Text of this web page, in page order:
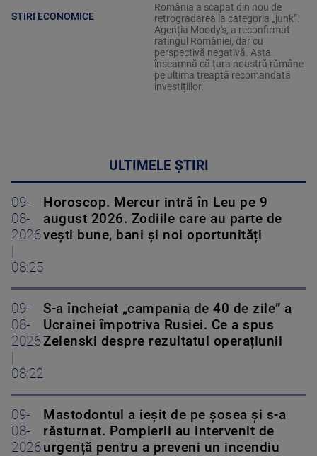
STIRI ECONOMICE
România a scapat din nou de
retrogradarea la categoria „junk”.
Agenția Moody's, a reconfirmat
ratingul României, dar cu
perspectivă negativă. Asta
înseamnă că țara noastră rămâne
pe ultima treaptă recomandată
investițiilor.
ULTIMELE ȘTIRI
09-
08-
2026
08:25
Horoscop. Mercur intră în Leu pe 9
august 2026. Zodiile care au parte de
vești bune, bani și noi oportunități
09-
08-
2026
08:22
S-a încheiat „campania de 40 de zile” a
Ucrainei împotriva Rusiei. Ce a spus
Zelenski despre rezultatul operațiunii
09-
08-
2026
Mastodontul a ieșit de pe șosea și s-a
răsturnat. Pompierii au intervenit de
urgență pentru a preveni un incendiu